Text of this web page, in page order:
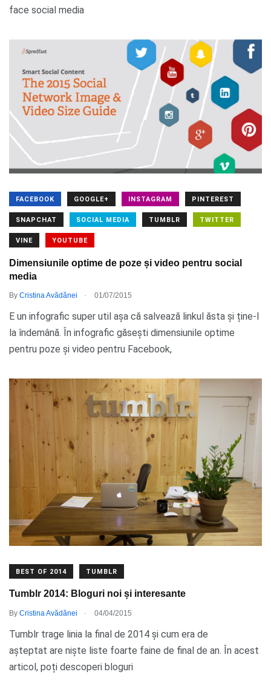
face social media
FACEBOOK GOOGLE+ INSTAGRAM PINTEREST
SNAPCHAT SOCIAL MEDIA TUMBLR TWITTER
VINE YOUTUBE
Dimensiunile optime de poze și video pentru social
media
By Cristina Avădănei . 01/07/2015
E un infografic super util așa că salvează linkul ăsta și ține-l
la îndemână. În infografic găsești dimensiunile optime
pentru poze și video pentru Facebook,
BEST OF 2014 TUMBLR
Tumblr 2014: Bloguri noi și interesante
By Cristina Avădănei 04/04/2015
Tumblr trage linia la final de 2014 și cum era de
așteptat are niște liste foarte faine de final de an. În acest
articol, poți descoperi bloguri